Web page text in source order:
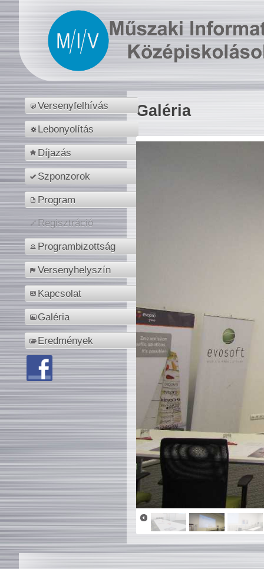
Versenyfelhívás
Lebonyolítás
Díjazás
Szponzorok
Program
Regisztráció
Programbizottság
Versenyhelyszín
Kapcsolat
Galéria
Eredmények
Galéria